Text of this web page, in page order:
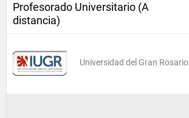
Profesorado Universitario (A
distancia)
Universidad del Gran Rosario